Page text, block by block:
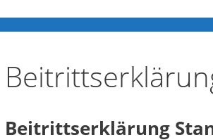
Beitrittserklärung